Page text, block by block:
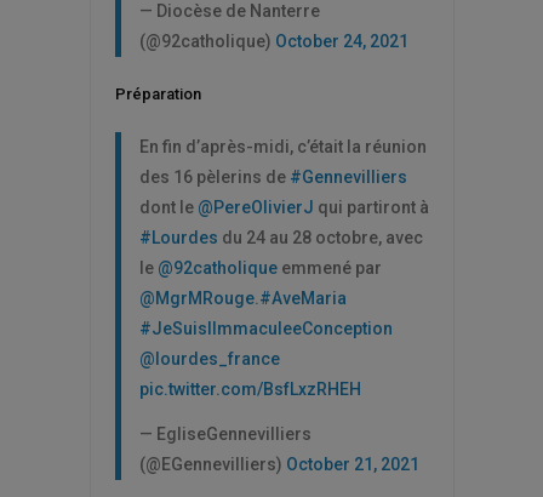
— Diocèse de Nanterre
(@92catholique) October 24, 2021
Préparation
En fin d’après-midi, c’était la réunion
des 16 pèlerins de #Gennevilliers
dont le @PereOlivierJ qui partiront à
#Lourdes du 24 au 28 octobre, avec
le @92catholiqueemmené par
@MgrMRouge.#AveMaria
#JeSuislImmaculeeConception
@lourdes_france
pic.twitter.com/BsfLxzRHEH
— EgliseGennevilliers
(@EGennevilliers) October 21, 2021